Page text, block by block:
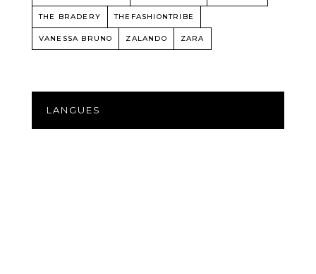
THE BRADERY THEFASHIONTRIBE
VANESSA BRUNO ZALANDO ZARA
LANGUES